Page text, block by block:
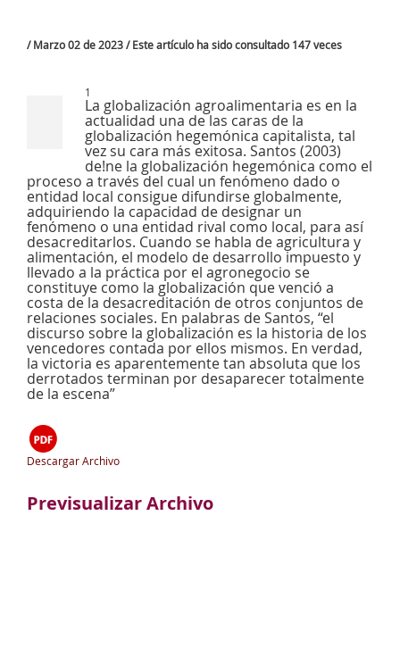
/ Marzo 02 de 2023 / Este artículo ha sido consultado 147 veces
1
La globalización agroalimentaria es en la
actualidad una de las caras de la
globalización hegemónica capitalista, tal
vez su cara más exitosa. Santos (2003)
de!ne la globalización hegemónica como el
proceso a través del cual un fenómeno dado o
entidad local consigue difundirse globalmente,
adquiriendo la capacidad de designar un
fenómeno o una entidad rival como local, para así
desacreditarlos. Cuando se habla de agricultura y
alimentación, el modelo de desarrollo impuesto y
llevado a la práctica por el agronegocio se
constituye como la globalización que venció a
costa de la desacreditación de otros conjuntos de
relaciones sociales. En palabras de Santos, “el
discurso sobre la globalización es la historia de los
vencedores contada por ellos mismos. En verdad,
la victoria es aparentemente tan absoluta que los
derrotados terminan por desaparecer totalmente
de la escena”
Descargar Archivo
Previsualizar Archivo